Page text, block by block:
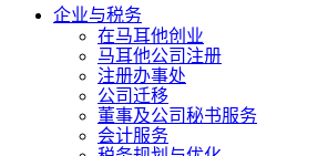
企业与税务
在马耳他创业
马耳他公司注册
注册办事处
公司迁移
董事及公司秘书服务
会计服务